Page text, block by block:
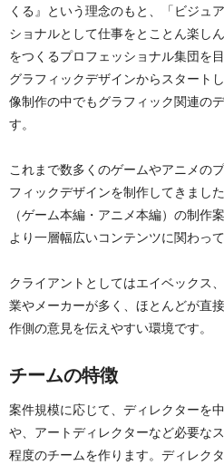
くる』という理念のもと、「ビジュ
ショナルとして仕事をとことん楽し
をつくるプロフェッショナル集団を
グラフィックデザインからスタート
像制作の中でもグラフィック関連の
す。
これまで数多くのゲームやアニメの
フィックデザインを制作してきまし
（ゲーム本編・アニメ本編）の制作
より一層幅広いコンテンツに関わっ
クライアントとしてはエイベックス
業やメーカーが多く、ほとんどが直
作側の意見を伝えやすい環境です。
チームの特徴
案件規模に応じて、ディレクターを
や、アートディレクターなど必要な
程度のチームを作ります。ディレク